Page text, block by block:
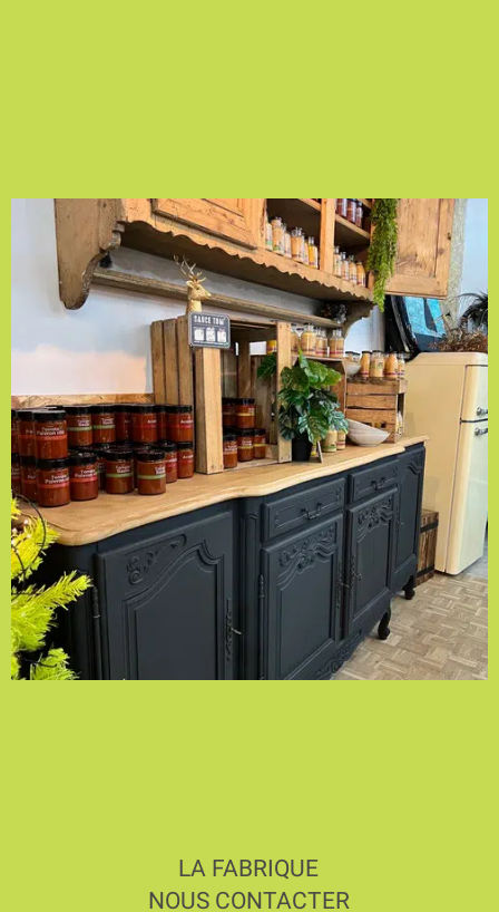
LA FABRIQUE
NOUS CONTACTER